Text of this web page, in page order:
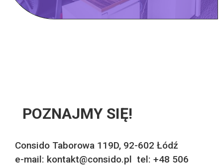
POZNAJMY SIĘ!
Consido Taborowa 119D, 92-602 Łódź
e-mail: kontakt@consido.pl tel: +48 506